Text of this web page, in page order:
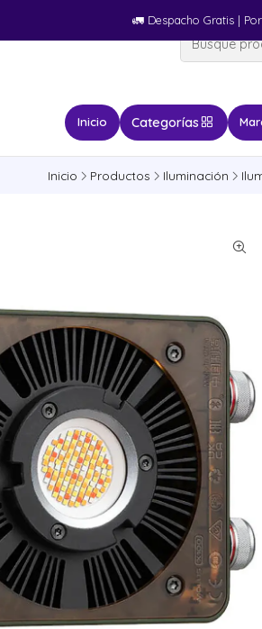
Inicio Categorías
🚛​ Despacho Gratis |
Inicio Productos Iluminación